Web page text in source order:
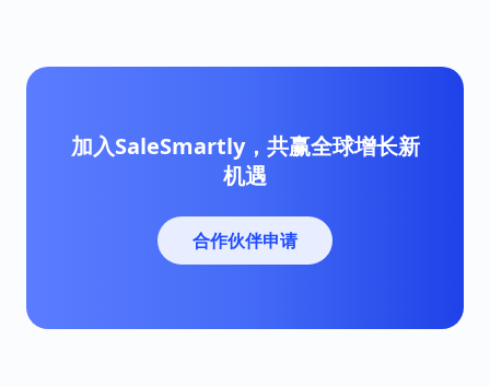
加入SaleSmartly，共赢全球增长新
机遇
合作伙伴申请